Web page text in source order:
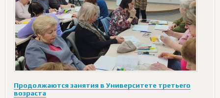
Продолжаются занятия в Университете третьего
возраста